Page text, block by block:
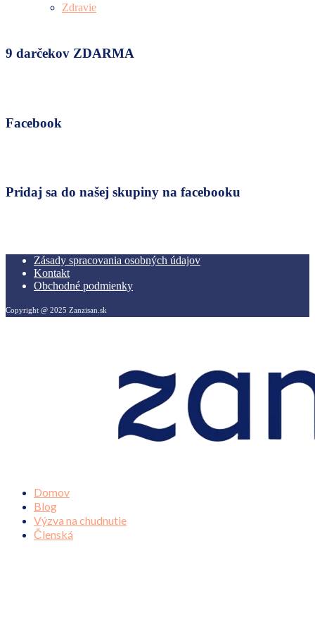
Zdravie
9 darčekov ZDARMA
Facebook
Pridaj sa do našej skupiny na facebooku
Zásady spracovania osobných údajov
Kontakt
Obchodné podmienky
Copyright @ 2025 Zanzisan.sk
Domov
Blog
Výzva na chudnutie
Členská